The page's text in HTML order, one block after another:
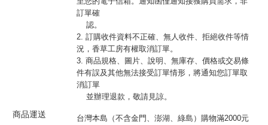
訂單確
認。
2. 訂購收件資料不正確、無人收件、拒絕收件等情
況，香草工房有權取消訂單。
3. 商品規格、圖片、說明、無庫存、價格或交易條
件有誤及其他無法接受訂單情形，將通知您訂單取
消訂單
並辦理退款，敬請見諒。
商品運送
台灣本島（不含金門、澎湖、綠島）購物滿2000元